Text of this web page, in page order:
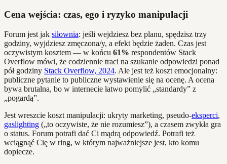
Cena wejścia: czas, ego i ryzyko manipulacji
Forum jest jak siłownia: jeśli wejdziesz bez planu, spędzisz trzy
godziny, wyjdziesz zmęczona/y, a efekt będzie żaden. Czas jest
oczywistym kosztem — w końcu 61% respondentów Stack
Overflow mówi, że codziennie traci na szukanie odpowiedzi ponad
pół godziny Stack Overflow, 2024. Ale jest też koszt emocjonalny:
publiczne pytanie to publiczne wystawienie się na ocenę. A ocena
bywa brutalna, bo w internecie łatwo pomylić „standardy” z
„pogardą”.
Jest wreszcie koszt manipulacji: ukryty marketing, pseudo-eksperci,
gaslighting („to oczywiste, że nie rozumiesz”), a czasem zwykła gra
o status. Forum potrafi dać Ci mądrą odpowiedź. Potrafi też
wciągnąć Cię w ring, w którym najważniejsze jest, kto komu
dopiecze.